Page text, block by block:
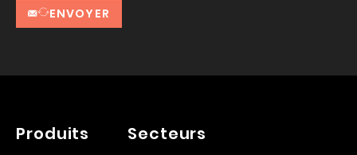
ENVOYER
Produits Secteurs